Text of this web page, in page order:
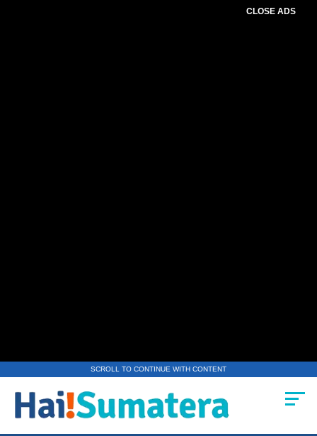
CLOSE ADS
SCROLL TO CONTINUE WITH CONTENT